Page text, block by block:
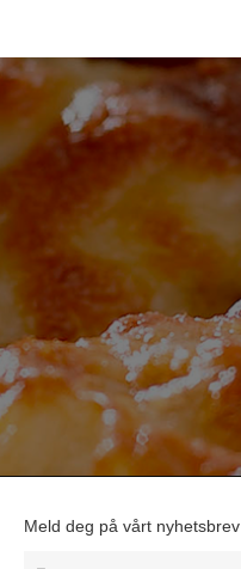
Meld deg på vårt nyhetsbrev